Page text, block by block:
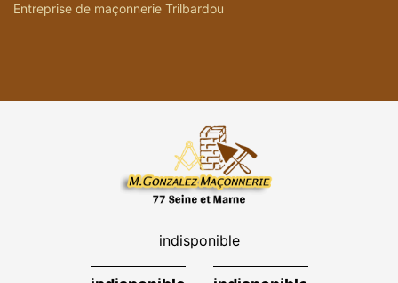
Entreprise de maçonnerie Trilbardou
indisponible